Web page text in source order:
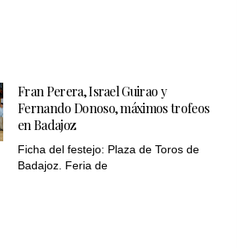
Fran Perera, Israel Guirao y
Fernando Donoso, máximos trofeos
en Badajoz
Ficha del festejo: Plaza de Toros de
Badajoz. Feria de